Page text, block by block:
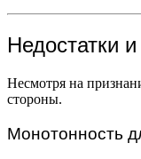
Недостатки
Несмотря на
стороны.
Монотонность